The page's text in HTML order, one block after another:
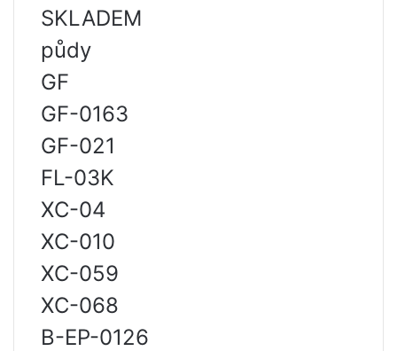
SKLADEM
půdy
GF
GF-0163
GF-021
FL-03K
XC-04
XC-010
XC-059
XC-068
B-EP-0126